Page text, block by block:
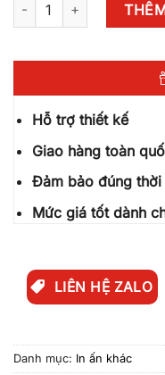
Hỗ trợ thiết kế
Giao hàng toàn
Đảm bảo đúng
Mức giá tốt dành
LIÊN HỆ ZALO
Danh mục: In ấn khác